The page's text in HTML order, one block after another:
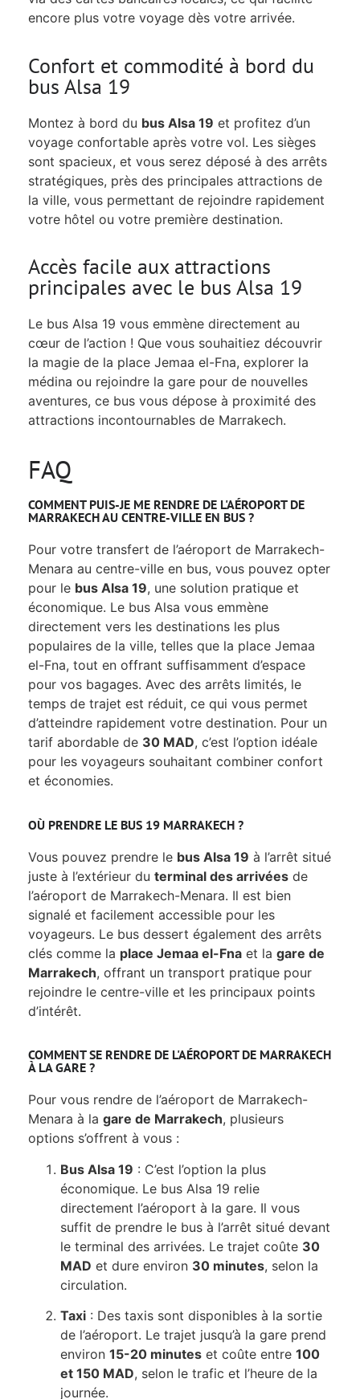
encore plus votre voyage dès votre arrivée.
Confort et commodité à bord du
bus Alsa 19
Montez à bord du bus Alsa 19 et profitez d’un
voyage confortable après votre vol. Les sièges
sont spacieux, et vous serez déposé à des arrêts
stratégiques, près des principales attractions de
la ville, vous permettant de rejoindre rapidement
votre hôtel ou votre première destination.
Accès facile aux attractions
principales avec le bus Alsa 19
Le bus Alsa 19 vous emmène directement au
cœur de l’action ! Que vous souhaitiez découvrir
la magie de la place Jemaa el-Fna, explorer la
médina ou rejoindre la gare pour de nouvelles
aventures, ce bus vous dépose à proximité des
attractions incontournables de Marrakech.
FAQ
COMMENT PUIS-JE ME RENDRE DE L'AÉROPORT DE
MARRAKECH AU CENTRE-VILLE EN BUS ?
Pour votre transfert de l’aéroport de Marrakech-
Menara au centre-ville en bus, vous pouvez opter
pour le bus Alsa 19, une solution pratique et
économique. Le bus Alsa vous emmène
directement vers les destinations les plus
populaires de la ville, telles que la place Jemaa
el-Fna, tout en offrant suffisamment d’espace
pour vos bagages. Avec des arrêts limités, le
temps de trajet est réduit, ce qui vous permet
d’atteindre rapidement votre destination. Pour un
tarif abordable de 30 MAD, c’est l’option idéale
pour les voyageurs souhaitant combiner confort
et économies.
OÙ PRENDRE LE BUS 19 MARRAKECH ?
Vous pouvez prendre le bus Alsa 19 à l’arrêt situé
juste à l’extérieur du terminal des arrivées de
l’aéroport de Marrakech-Menara. Il est bien
signalé et facilement accessible pour les
voyageurs. Le bus dessert également des arrêts
clés comme la place Jemaa el-Fna et la gare de
Marrakech, offrant un transport pratique pour
rejoindre le centre-ville et les principaux points
d’intérêt.
COMMENT SE RENDRE DE L'AÉROPORT DE MARRAKECH
À LA GARE ?
Pour vous rendre de l’aéroport de Marrakech-
Menara à la gare de Marrakech, plusieurs
options s’offrent à vous :
Bus Alsa 19 : C’est l’option la plus
économique. Le bus Alsa 19 relie
directement l’aéroport à la gare. Il vous
suffit de prendre le bus à l’arrêt situé devant
le terminal des arrivées. Le trajet coûte 30
MAD et dure environ 30 minutes, selon la
circulation.
Taxi : Des taxis sont disponibles à la sortie
de l’aéroport. Le trajet jusqu’à la gare prend
environ 15-20 minutes et coûte entre 100
et 150 MAD, selon le trafic et l’heure de la
journée.